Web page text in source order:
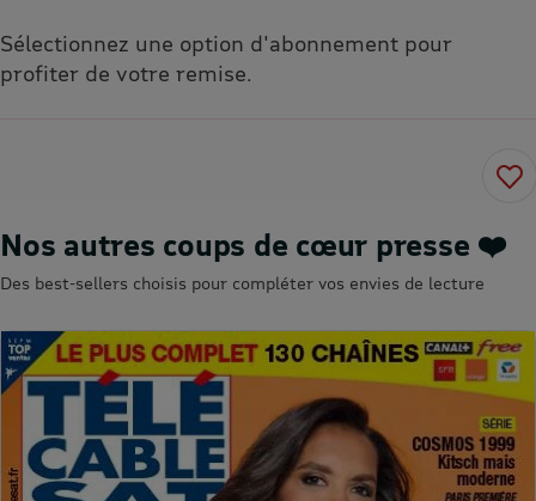
Sélectionnez une option d'abonnement pour
profiter de votre remise.
Nos autres coups de cœur presse ❤️
Des best-sellers choisis pour compléter vos envies de lecture